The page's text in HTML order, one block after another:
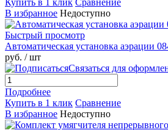
Купить в 1 клик Сравнение
В избранное Недоступно
Быстрый просмотр
Автоматическая установка аэрации
руб. / шт
Связаться для
Подробнее
Купить в 1 клик Сравнение
В избранное Недоступно